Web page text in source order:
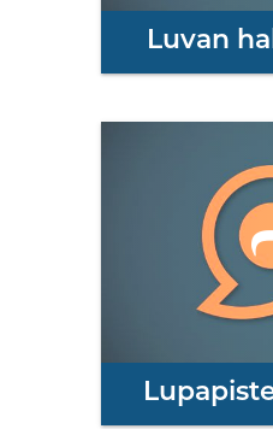
Luvan